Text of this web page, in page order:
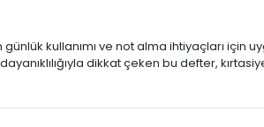
kullanımı ve not alma ihtiyaçları için
dikkat çeken bu defter,